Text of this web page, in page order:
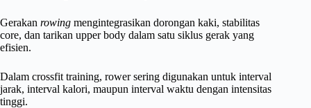
Gerakan rowing mengintegrasikan dorongan kaki, stabilitas
core, dan tarikan upper body dalam satu siklus gerak yang
efisien.
Dalam crossfit training, rower sering digunakan untuk interval
jarak, interval kalori, maupun interval waktu dengan intensitas
tinggi.